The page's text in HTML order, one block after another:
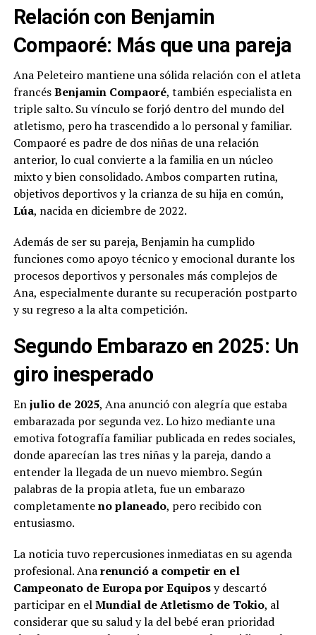
Relación con Benjamin
Compaoré: Más que una pareja
Ana Peleteiro mantiene una sólida relación con el atleta
francésBenjamin Compaoré, también especialista en
triple salto. Su vínculo se forjó dentro del mundo del
atletismo, pero ha trascendido a lo personal y familiar.
Compaoré es padre de dos niñas de una relación
anterior, lo cual convierte a la familia en un núcleo
mixto y bien consolidado. Ambos comparten rutina,
objetivos deportivos y la crianza de su hija en común,
Lúa, nacida en diciembre de 2022.
Además de ser su pareja, Benjamin ha cumplido
funciones como apoyo técnico y emocional durante los
procesos deportivos y personales más complejos de
Ana, especialmente durante su recuperación postparto
y su regreso a la alta competición.
Segundo Embarazo en 2025: Un
giro inesperado
Enjulio de 2025, Ana anunció con alegría que estaba
embarazada por segunda vez. Lo hizo mediante una
emotiva fotografía familiar publicada en redes sociales,
donde aparecían las tres niñas y la pareja, dando a
entender la llegada de un nuevo miembro. Según
palabras de la propia atleta, fue un embarazo
completamenteno planeado, pero recibido con
entusiasmo.
La noticia tuvo repercusiones inmediatas en su agenda
profesional. Anarenunció a competir en el
Campeonato de Europa por Equiposy descartó
participar en elMundial de Atletismo de Tokio, al
considerar que su salud y la del bebé eran prioridad